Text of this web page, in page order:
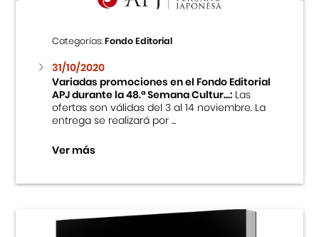
Categorías:Fondo Editorial
31/10/2020
Variadas promociones en el Fondo Editorial
APJ durante la 48.ª Semana Cultur...:Las
ofertas son válidas del 3 al 14 noviembre. La
entrega se realizará por ...
Ver más